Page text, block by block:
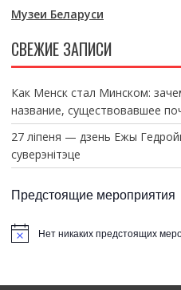
Музеи Беларуси
СВЕЖИЕ ЗАПИСИ
Как Менск стал Минском:
название, существовавшее
27 ліпеня — дзень Ежы
суверэнітэце
Предстоящие мероприятия
Нет никаких предстоящих